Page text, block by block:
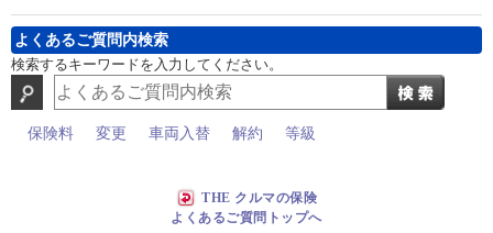
よくあるご質問内検索
検索するキーワードを入力してください。
保険料 変更 車両入替 解約 等級
THE クルマの保険
よくあるご質問トップへ